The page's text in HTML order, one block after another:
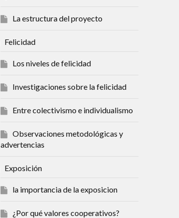
La estructura del proyecto
Felicidad
Los niveles de felicidad
Investigaciones sobre la felicidad
Entre colectivismo e individualismo
Observaciones metodológicas y
advertencias
Exposición
la importancia de la exposicion
¿Por qué valores cooperativos?